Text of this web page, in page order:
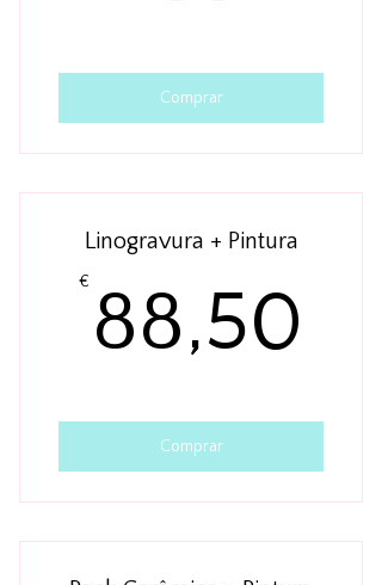
Comprar
Linogravura + Pintura
€ 88,50
Comprar